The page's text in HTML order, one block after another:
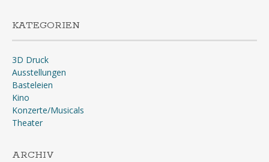
KATEGORIEN
3D Druck
Ausstellungen
Basteleien
Kino
Konzerte/Musicals
Theater
ARCHIV